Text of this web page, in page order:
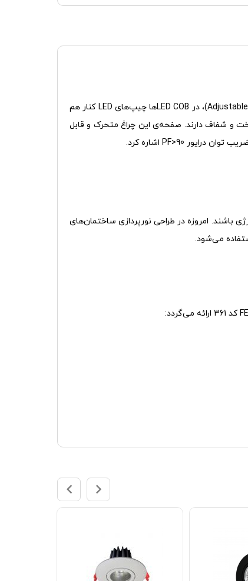
LED COBها چیپ‌های LED کنار هم
و شفاف دارند. صفحه‌ی این چراغ متحرک و قابل
توان درایور PF>90 اشاره کرد.
باشند. امروزه در طراحی نورپردازی ساختمان‌های
می‌شود.
ارائه می‌گردد: